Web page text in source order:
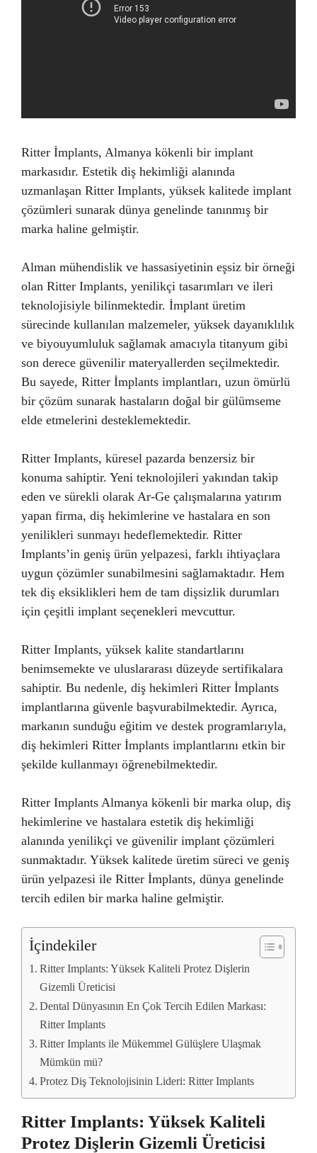
Ritter İmplants, Almanya kökenli bir implant
markasıdır. Estetik diş hekimliği alanında
uzmanlaşan Ritter Implants, yüksek kalitede implant
çözümleri sunarak dünya genelinde tanınmış bir
marka haline gelmiştir.
Alman mühendislik ve hassasiyetinin eşsiz bir örneği
olan Ritter Implants, yenilikçi tasarımları ve ileri
teknolojisiyle bilinmektedir. İmplant üretim
sürecinde kullanılan malzemeler, yüksek dayanıklılık
ve biyouyumluluk sağlamak amacıyla titanyum gibi
son derece güvenilir materyallerden seçilmektedir.
Bu sayede, Ritter İmplants implantları, uzun ömürlü
bir çözüm sunarak hastaların doğal bir gülümseme
elde etmelerini desteklemektedir.
Ritter Implants, küresel pazarda benzersiz bir
konuma sahiptir. Yeni teknolojileri yakından takip
eden ve sürekli olarak Ar-Ge çalışmalarına yatırım
yapan firma, diş hekimlerine ve hastalara en son
yenilikleri sunmayı hedeflemektedir. Ritter
Implants’in geniş ürün yelpazesi, farklı ihtiyaçlara
uygun çözümler sunabilmesini sağlamaktadır. Hem
tek diş eksiklikleri hem de tam dişsizlik durumları
için çeşitli implant seçenekleri mevcuttur.
Ritter Implants, yüksek kalite standartlarını
benimsemekte ve uluslararası düzeyde sertifikalara
sahiptir. Bu nedenle, diş hekimleri Ritter İmplants
implantlarına güvenle başvurabilmektedir. Ayrıca,
markanın sunduğu eğitim ve destek programlarıyla,
diş hekimleri Ritter İmplants implantlarını etkin bir
şekilde kullanmayı öğrenebilmektedir.
Ritter Implants Almanya kökenli bir marka olup, diş
hekimlerine ve hastalara estetik diş hekimliği
alanında yenilikçi ve güvenilir implant çözümleri
sunmaktadır. Yüksek kalitede üretim süreci ve geniş
ürün yelpazesi ile Ritter İmplants, dünya genelinde
tercih edilen bir marka haline gelmiştir.
İçindekiler
Ritter Implants: Yüksek Kaliteli Protez Dişlerin
Gizemli Üreticisi
Dental Dünyasının En Çok Tercih Edilen Markası:
Ritter Implants
Ritter Implants ile Mükemmel Gülüşlere Ulaşmak
Mümkün mü?
Protez Diş Teknolojisinin Lideri: Ritter Implants
Ritter Implants: Yüksek Kaliteli
Protez Dişlerin Gizemli Üreticisi